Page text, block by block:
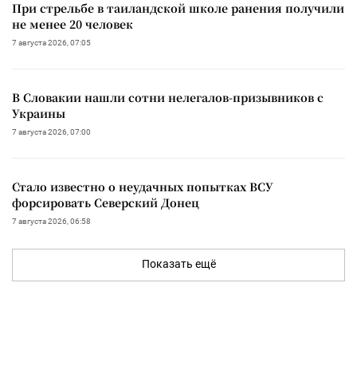
При стрельбе в таиландской школе ранения получили
не менее 20 человек
7 августа 2026, 07:05
В Словакии нашли сотни нелегалов-призывников с
Украины
7 августа 2026, 07:00
Стало известно о неудачных попытках ВСУ
форсировать Северский Донец
7 августа 2026, 06:58
Показать ещё